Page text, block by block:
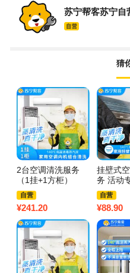
苏宁帮客苏宁自
猜
2台空调清洗服务
（1挂+1方柜）
自营
¥241.20
挂壁式
务 活动
自营
¥88.90